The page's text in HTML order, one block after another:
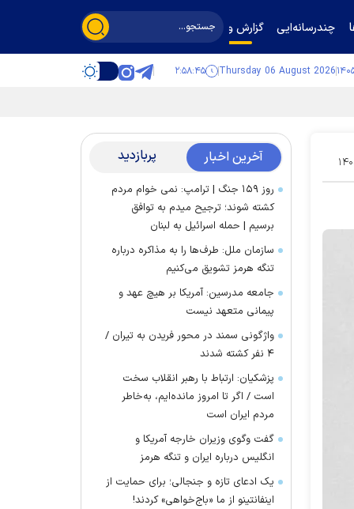
چندرسانه‌ایی گزارش و گفت‌وگو
Thursday 06 August 2026 ۲:۵۸:۴۷
۰۵ آخرین اخبار پربازدید
روز ۱۵۹ جنگ | ترامپ: نمی خوام مردم
کشته شوند؛ ترجیح میدم به توافق
برسیم | حمله اسرائیل به لبنان
سازمان ملل: طرف‌ها را به مذاکره درباره
تنگه هرمز تشویق می‌کنیم
جامعه مدرسین: آمریکا بر هیچ عهد و
پیمانی متعهد نیست
واژگونی سمند در محور فریدن به تیران /
۴ نفر کشته شدند
پزشکیان: ارتباط با رهبر انقلاب سخت
است / اگر تا امروز مانده‌ایم، به‌خاطر
مردم ایران است
گفت وگوی وزیران خارجه آمریکا و
انگلیس درباره ایران و تنگه هرمز
یک ادعای تازه و جنجالی؛ برای حمایت از
اینفانتینو از ما «باج‌خواهی» کردند!